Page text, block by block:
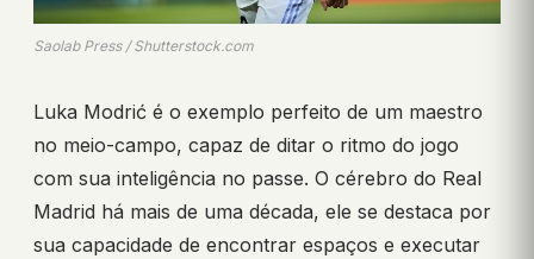
Saolab Press / Shutterstock.com
Luka Modrić é o exemplo perfeito de um maestro
no meio-campo, capaz de ditar o ritmo do jogo
com sua inteligência no passe. O cérebro do Real
Madrid há mais de uma década, ele se destaca por
sua capacidade de encontrar espaços e executar